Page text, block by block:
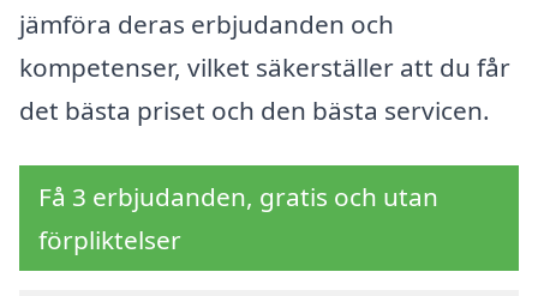
jämföra deras erbjudanden och
kompetenser, vilket säkerställer att du får
det bästa priset och den bästa servicen.
Få 3 erbjudanden, gratis och utan
förpliktelser